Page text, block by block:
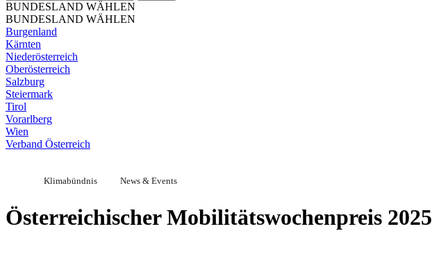
BUNDESLAND WÄHLEN
BUNDESLAND WÄHLEN
Burgenland
Kärnten
Niederösterreich
Oberösterreich
Salzburg
Steiermark
Tirol
Vorarlberg
Wien
Verband Österreich
Klimabündnis News & Events
Österreichischer Mobilitätswochenpreis 2025